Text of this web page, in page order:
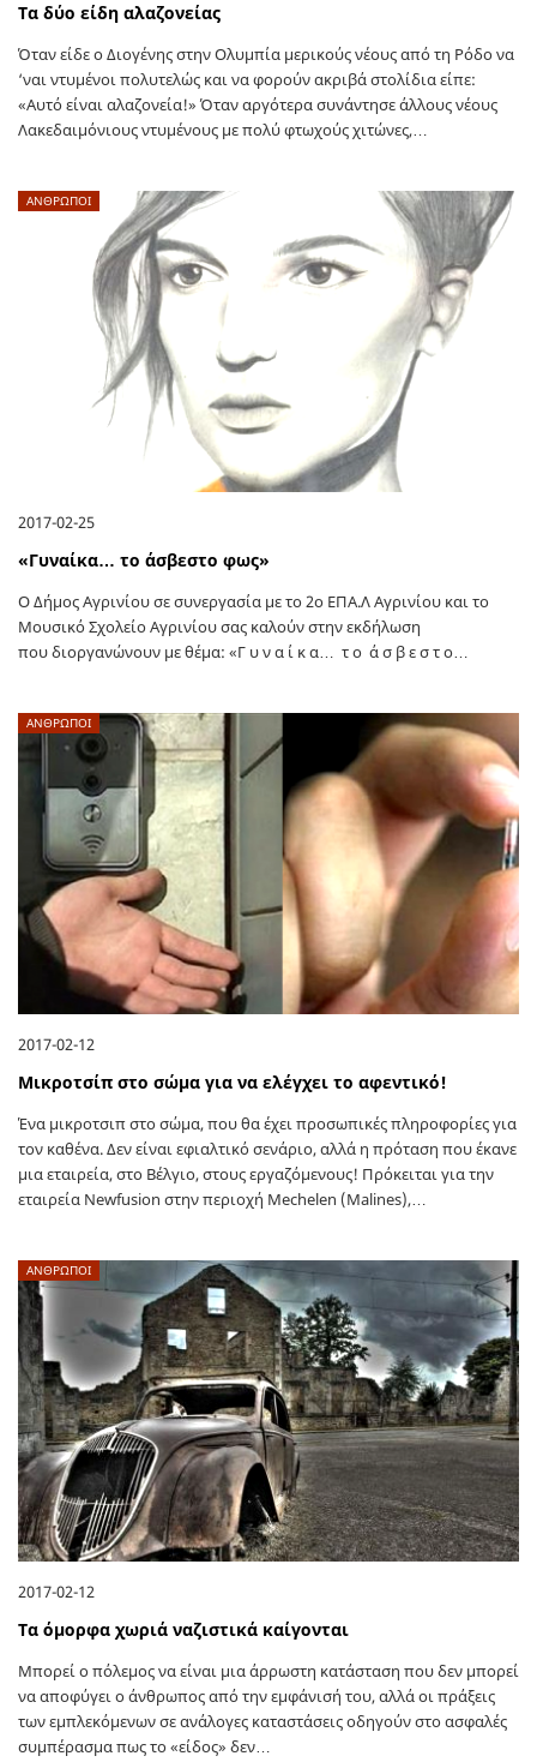
Τα δύο είδη αλαζονείας
Όταν είδε ο Διογένης στην Ολυμπία μερικούς νέους από τη Ρόδο να
‘ναι ντυμένοι πολυτελώς και να φορούν ακριβά στολίδια είπε:
«Αυτό είναι αλαζονεία!» Όταν αργότερα συνάντησε άλλους νέους
Λακεδαιμόνιους ντυμένους με πολύ φτωχούς χιτώνες,…
ΑΝΘΡΩΠΟΙ
2017-02-25
«Γυναίκα… το άσβεστο φως»
Ο Δήμος Αγρινίου σε συνεργασία με το 2ο ΕΠΑ.Λ Αγρινίου και το
Μουσικό Σχολείο Αγρινίου σας καλούν στην εκδήλωση
που διοργανώνουν με θέμα: «Γ υ ν α ί κ α… τ ο ά σ β ε σ τ ο…
ΑΝΘΡΩΠΟΙ
2017-02-12
Μικροτσίπ στο σώμα για να ελέγχει το αφεντικό!
Ένα μικροτσιπ στο σώμα, που θα έχει προσωπικές πληροφορίες για
τον καθένα. Δεν είναι εφιαλτικό σενάριο, αλλά η πρόταση που έκανε
μια εταιρεία, στο Βέλγιο, στους εργαζόμενους! Πρόκειται για την
εταιρεία Newfusion στην περιοχή Mechelen (Malines),…
ΑΝΘΡΩΠΟΙ
2017-02-12
Τα όμορφα χωριά ναζιστικά καίγονται
Μπορεί ο πόλεμος να είναι μια άρρωστη κατάσταση που δεν μπορεί
να αποφύγει ο άνθρωπος από την εμφάνισή του, αλλά οι πράξεις
των εμπλεκόμενων σε ανάλογες καταστάσεις οδηγούν στο ασφαλές
συμπέρασμα πως το «είδος» δεν…